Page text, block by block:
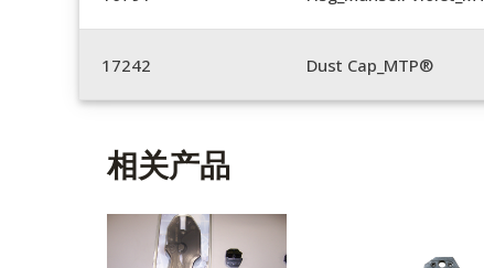
17242 Dust Cap_MTP®
相关产品